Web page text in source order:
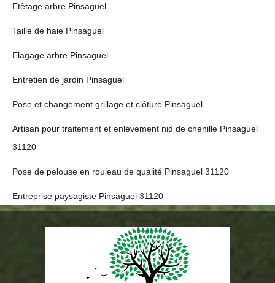
Etêtage arbre Pinsaguel
Taille de haie Pinsaguel
Elagage arbre Pinsaguel
Entretien de jardin Pinsaguel
Pose et changement grillage et clôture Pinsaguel
Artisan pour traitement et enlèvement nid de chenille Pinsaguel
31120
Pose de pelouse en rouleau de qualité Pinsaguel 31120
Entreprise paysagiste Pinsaguel 31120